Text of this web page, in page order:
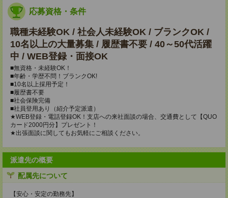
応募資格・条件
職種未経験OK / 社会人未経験OK / ブランクOK /
10名以上の大量募集 / 履歴書不要 / 40～50代活躍
中 / WEB登録・面接OK
■無資格・未経験OK！
■年齢・学歴不問！ブランクOK!
■10名以上採用予定！
■履歴書不要
■社会保険完備
■社員登用あり（紹介予定派遣）
★WEB登録・電話登録OK！支店への来社面談の場合、交通費として【QUO
カード2000円分】プレゼント！
★出張面談に関してもお気軽にご相談ください。
派遣先の概要
配属先について
【安心・安定の勤務先】